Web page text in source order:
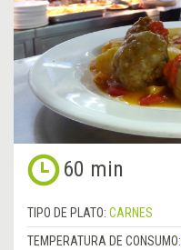
60 min
TIPO DE PLATO: CARNES
TEMPERATURA DE CONSUMO: